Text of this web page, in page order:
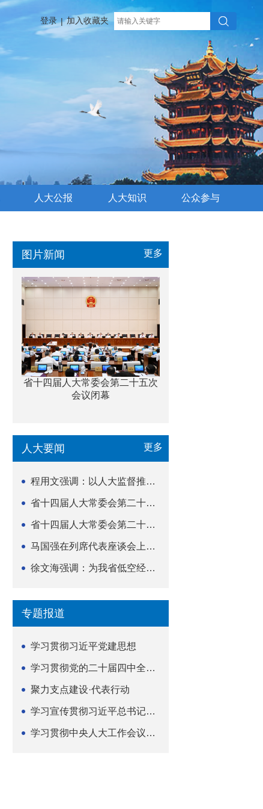
登录 | 加入收藏夹
人大公报 人大知识 公众参与
图片新闻 更多
省十四届人大常委会第二十五次
会议闭幕
人大要闻 更多
程用文强调：以人大监督推动科技金融高质量发展
省十四届人大常委会第二十五次会议闭幕
省十四届人大常委会第二十五次会议举行
马国强在列席代表座谈会上强调 以精准履职筑牢荆楚...
徐文海强调：为我省低空经济高质量发展提供法治支撑
专题报道
学习贯彻习近平党建思想
学习贯彻党的二十届四中全会精神
聚力支点建设·代表行动
学习宣传贯彻习近平总书记关于坚持
学习贯彻中央人大工作会议精神